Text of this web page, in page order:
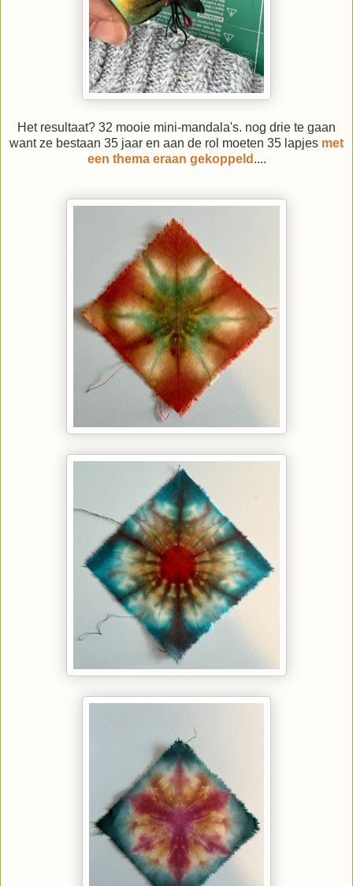
Het resultaat? 32 mooie mini-mandala's. nog drie te gaan
want ze bestaan 35 jaar en aan de rol moeten 35 lapjes met
een thema eraan gekoppeld ....